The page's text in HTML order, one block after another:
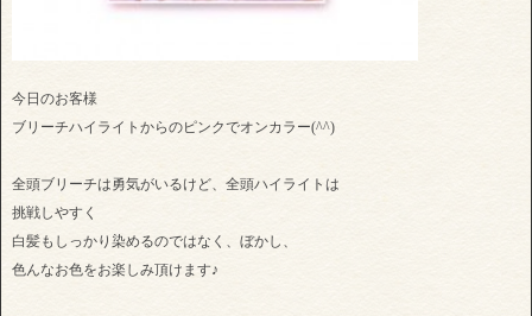
今日のお客様
ブリーチハイライトからのピンクでオンカラー(^^)
全頭ブリーチは勇気がいるけど、全頭ハイライトは
挑戦しやすく
白髪もしっかり染めるのではなく、ぼかし、
色んなお色をお楽しみ頂けます♪